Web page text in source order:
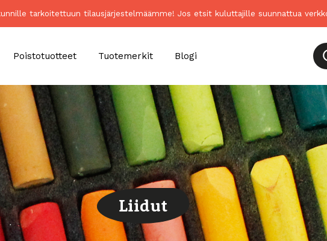
tarkoitettuun tilausjärjestelmäämme! Jos etsit kuluttajille suunnattua
Poistotuotteet Tuotemerkit Blogi
Liidut